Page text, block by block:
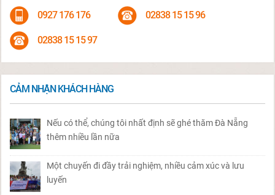
0927 176 176 02838 15 15 96
02838 15 15 97
CẢM NHẬN KHÁCH HÀNG
Nếu có thể, chúng tôi nhất định sẽ ghé thăm Đà Nẵng
thêm nhiều lần nữa
Một chuyến đi đầy trải nghiệm, nhiều cảm xúc và lưu
luyến